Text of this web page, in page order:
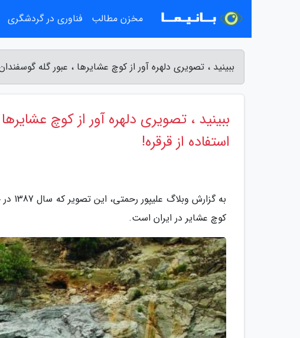
ببینید ، تصویری دلهره آور از کوچ عشایرها ، عبور گله
ببینید ، تصویری دلهره آور از کوچ
استفاده از قرقره!
به
کوچ عشایر در ایران است.
مخزن مطالب فناوری در گردشگری